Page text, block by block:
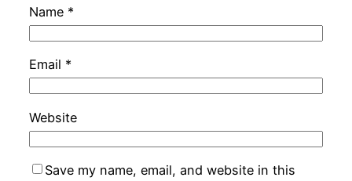
Name *
Email *
Website
Save my name, email, and website in this